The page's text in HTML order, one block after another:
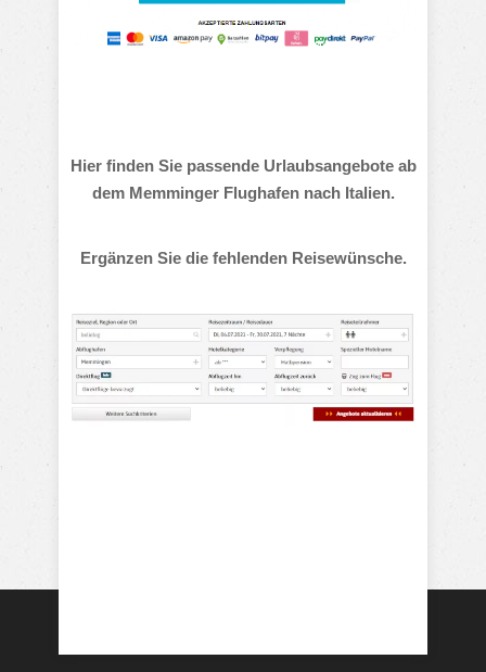
Hier finden Sie passende Urlaubsangebote ab
dem Memminger Flughafen nach Italien.
Ergänzen Sie die fehlenden Reisewünsche.